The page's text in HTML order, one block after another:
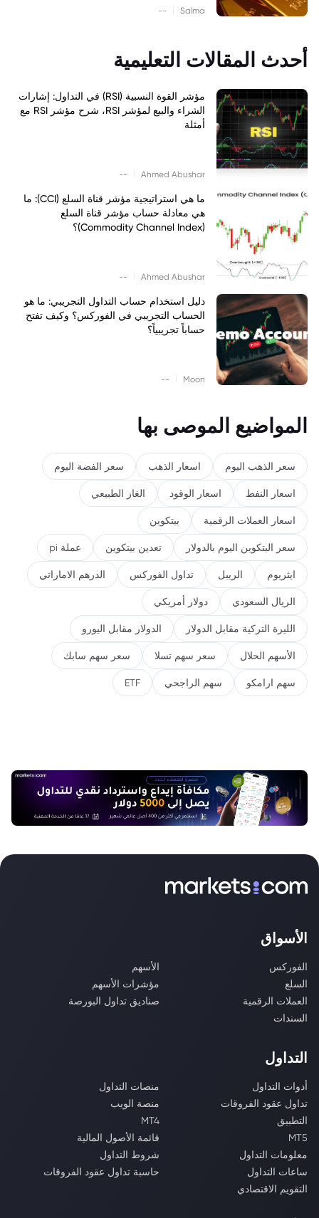
Salma
--
أحدث المقالات التعليمية
مؤشر القوة النسبية (RSI) في التداول: إشارات
الشراء والبيع لمؤشر RSI، شرح مؤشر RSI مع
أمثلة
Ahmed Abushar
--
ما هي استراتيجية مؤشر قناة السلع (CCI): ما
هي معادلة حساب مؤشر قناة السلع
(Commodity Channel Index)؟
Ahmed Abushar
--
دليل استخدام حساب التداول التجريبي: ما هو
الحساب التجريبي في الفوركس؟ وكيف تفتح
حساباً تجريبياً؟
Moon
--
المواضيع الموصى بها
سعر الذهب اليوم اسعار الذهب سعر الفضة اليوم
اسعار النفط اسعار الوقود الغاز الطبيعي
اسعار العملات الرقمية بيتكوين
سعر البتكوين اليوم بالدولار تعدين بيتكوين عملة pi
ايثريوم الريبل تداول الفوركس الدرهم الاماراتي
الريال السعودي دولار أمريكي
الليرة التركية مقابل الدولار الدولار مقابل اليورو
الأسهم الحلال سعر سهم تسلا سعر سهم سابك
سهم ارامكو سهم الراجحي ETF
الأسواق
الفوركس
الأسهم
السلع
مؤشرات الأسهم
العملات الرقمية
صناديق تداول البورصة
السندات
التداول
أدوات التداول
منصات التداول
تداول عقود الفروقات
منصة الويب
التطبيق
MT4
MT5
قائمة الأصول المالية
معلومات التداول
شروط التداول
ساعات التداول
حاسبة تداول عقود الفروقات
التقويم الاقتصادي